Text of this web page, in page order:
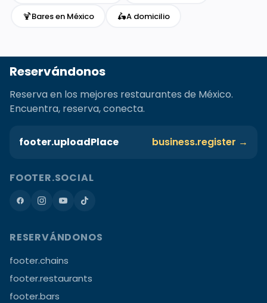
🍹Bares en México 🛵A domicilio
Reservándonos
Reserva en los mejores restaurantes de México.
Encuentra, reserva, conecta.
footer.uploadPlace business.register →
FOOTER.SOCIAL
RESERVÁNDONOS
footer.chains
footer.restaurants
footer.bars